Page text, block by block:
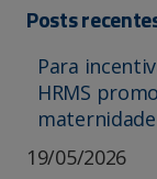
Posts
Para
HRMS
maternidade
19/05/2026